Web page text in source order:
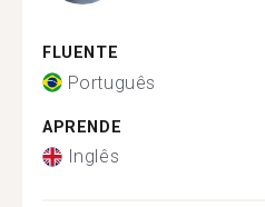
FLUENTE
Português
APRENDE
Inglês